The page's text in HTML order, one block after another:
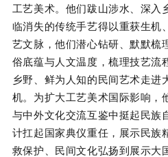
工艺美术。他们跋山涉水、深入
临消失的传统手艺得以重获生机
艺文脉，他们潜心钻研、默默梳
俗底蕴与人文温度，梳理技艺流
乡野、鲜为人知的民间艺术走进
机。为扩大工艺美术国际影响，
与中外文化交流互鉴中挺起民族
计扛起国家典仪重任，展示民族
救保护、民间文化弘扬到展示大